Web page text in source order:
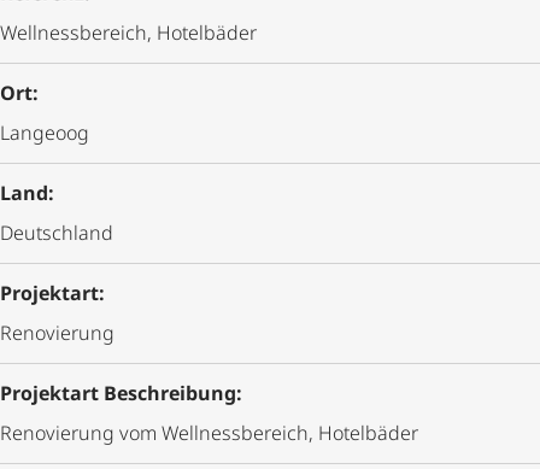
Well­ness­be­reich, Hotelbäder
Ort:
Langeoog
Land:
Deutschland
Projektart:
Renovierung
Projektart Beschreibung:
Renovierung vom Well­ness­be­reich, Hotelbäder